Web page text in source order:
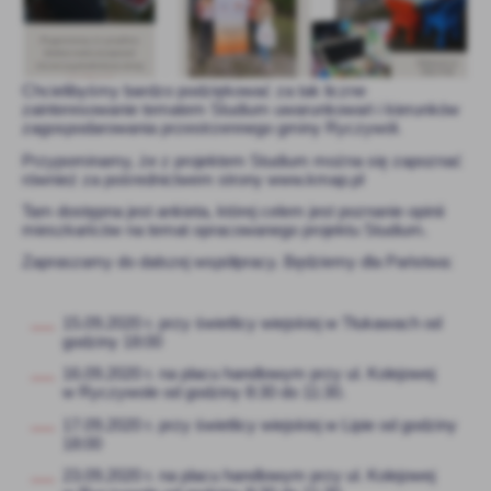
Firmy te działają w charakterze pośredników prezentujących nasze
treści w postaci wiadomości, ofert, komunikatów mediów
Chcielibyśmy bardzo podziękować za tak liczne
zainteresowanie tematem Studium uwarunkowań i kierunków
zagospodarowania przestrzennego gminy Ryczywół.
Przypominamy, że z projektem Studium można się zapoznać
również za pośrednictwem strony www.kmap.pl
Tam dostępna jest ankieta, której celem jest poznanie opinii
mieszkańców na temat opracowanego projektu Studium.
Zapraszamy do dalszej współpracy. Będziemy dla Państwa:
15.09.2020 r. przy świetlicy wiejskiej w Tłukawach od
godziny 18:00
16.09.2020 r. na placu handlowym przy ul. Kolejowej
w Ryczywole od godziny 8:30 do 11:30.
17.09.2020 r. przy świetlicy wiejskiej w Lipie od godziny
23.09.2020 r. na placu handlowym przy ul. Kolejowej